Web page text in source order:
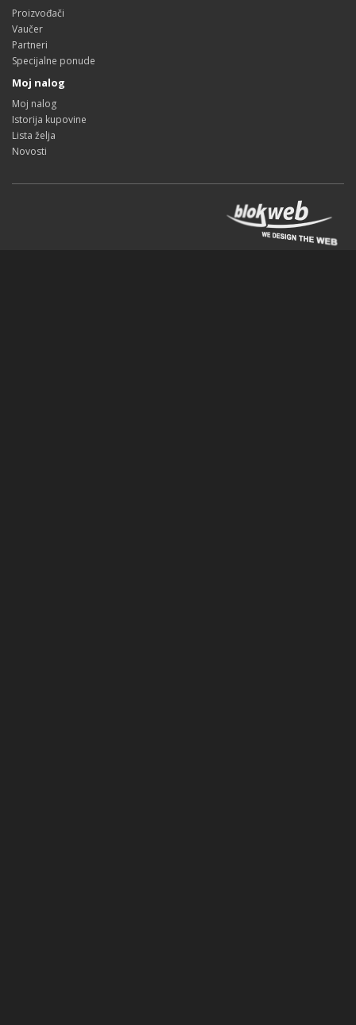
Proizvođači
Vaučer
Partneri
Specijalne ponude
Moj nalog
Moj nalog
Istorija kupovine
Lista želja
Novosti